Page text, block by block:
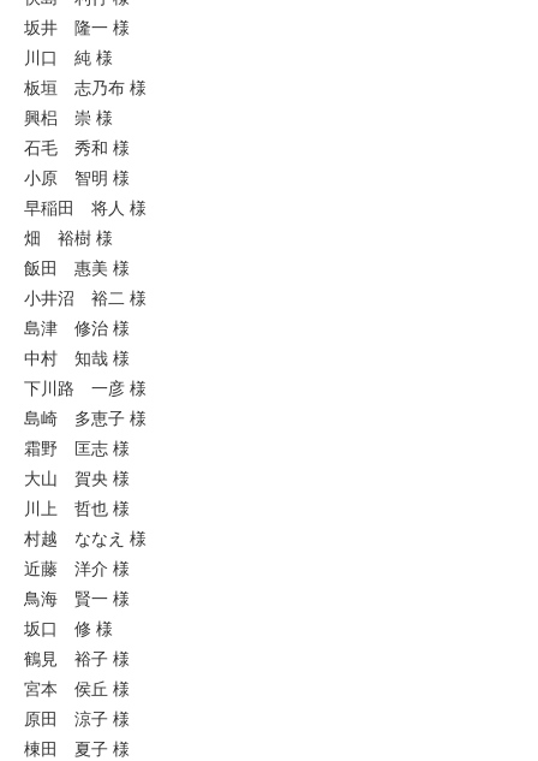
坂井 隆一 様
川口 純 様
板垣 志乃布 様
興梠 崇 様
石毛 秀和 様
小原 智明 様
早稲田 将人 様
畑 裕樹 様
飯田 惠美 様
小井沼 裕二 様
島津 修治 様
中村 知哉 様
下川路 一彦 様
島崎 多恵子 様
霜野 匡志 様
大山 賀央 様
川上 哲也 様
村越 ななえ 様
近藤 洋介 様
鳥海 賢一 様
坂口 修 様
鶴見 裕子 様
宮本 侯丘 様
原田 涼子 様
棟田 夏子 様